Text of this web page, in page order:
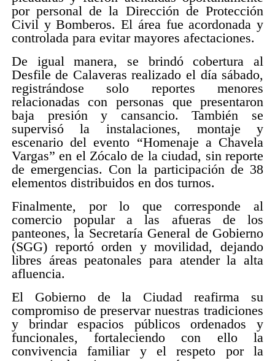
por personal de la Dirección de Protección
Civil y Bomberos. El área fue acordonada y
controlada para evitar mayores afectaciones.
De igual manera, se brindó cobertura al
Desfile de Calaveras realizado el día sábado,
registrándose solo reportes menores
relacionadas con personas que presentaron
baja presión y cansancio. También se
supervisó la instalaciones, montaje y
escenario del evento “Homenaje a Chavela
Vargas” en el Zócalo de la ciudad, sin reporte
de emergencias. Con la participación de 38
elementos distribuidos en dos turnos.
Finalmente, por lo que corresponde al
comercio popular a las afueras de los
panteones, la Secretaría General de Gobierno
(SGG) reportó orden y movilidad, dejando
libres áreas peatonales para atender la alta
afluencia.
El Gobierno de la Ciudad reafirma su
compromiso de preservar nuestras tradiciones
y brindar espacios públicos ordenados y
funcionales, fortaleciendo con ello la
convivencia familiar y el respeto por la